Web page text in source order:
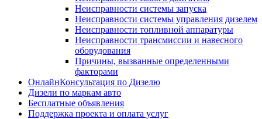
Неисправности системы запуска
Неисправности системы управления дизелем
Неисправности топливной аппаратуры
Неисправности трансмиссии и навесного
оборудования
Причины, вызванные определенными
факторами
ОнлайнКонсультация по Дизелю
Дизели по маркам авто
Бесплатные объявления
Поддержка проекта и оплата услуг